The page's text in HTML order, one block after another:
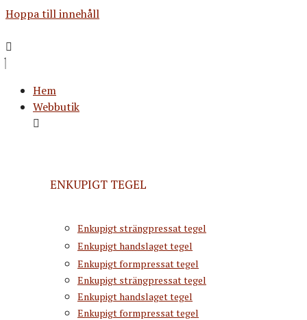
Hoppa till innehåll
Hem
Webbutik
ENKUPIGT TEGEL
Enkupigt strängpressat tegel
Enkupigt handslaget tegel
Enkupigt formpressat tegel
Enkupigt strängpressat tegel
Enkupigt handslaget tegel
Enkupigt formpressat tegel